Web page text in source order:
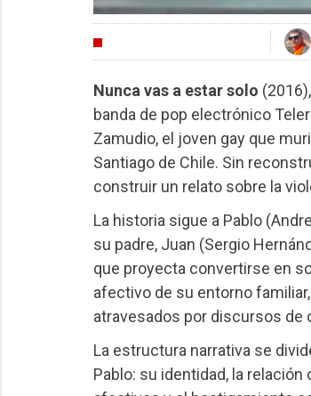
Nunca vas a estar solo
banda de pop electrónico
Zamudio, el joven gay que
Santiago de Chile. Sin
construir un relato sobre la
La historia sigue a Pablo
su padre, Juan (Sergio
que proyecta convertirse en
afectivo de su entorno
atravesados por discursos de
La estructura narrativa se
Pablo: su identidad, la